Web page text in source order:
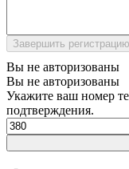
Завершить регистрацию
Вы не авторизованы
Вы не авторизованы
Укажите ваш номер
подтверждения.